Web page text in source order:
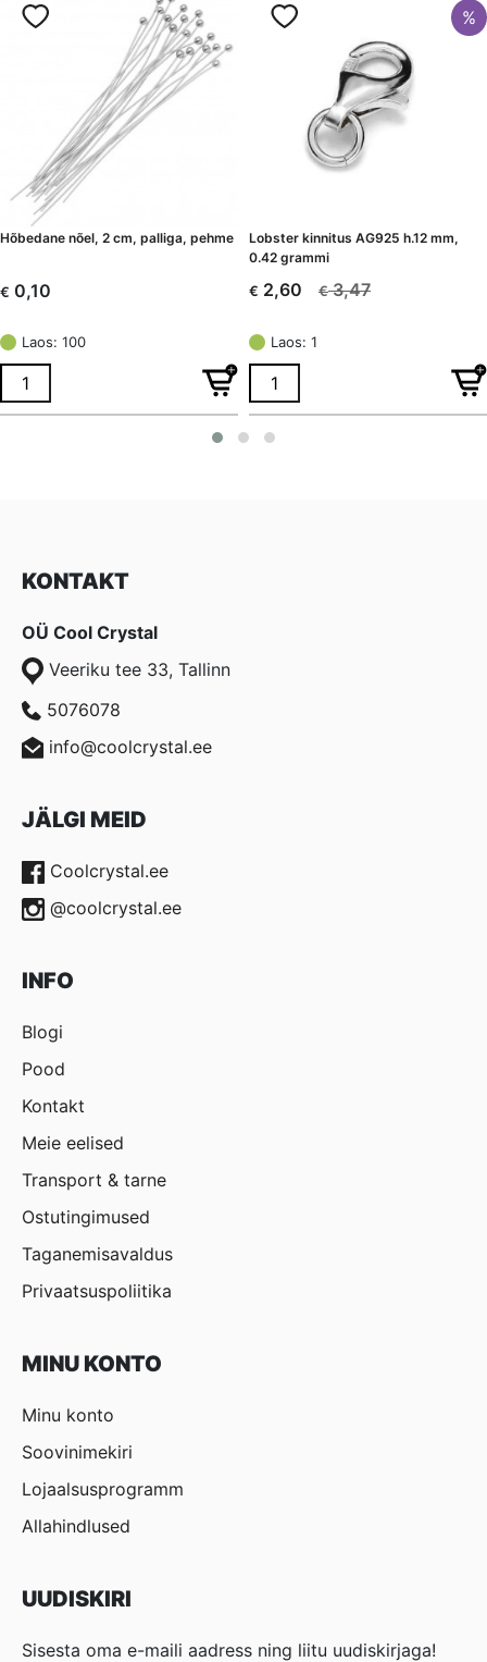
Hõbedane nõel, 2 cm, palliga, pehme
€ 0,10
Laos: 100
%
Lobster kinnitus AG925 h.12 mm,
0.42 grammi
€3,47
Algne
oli:
€ 3,47.
€ 2,60
Current
is:
€ 2,60.
Laos: 1
KONTAKT
OÜ Cool Crystal
Veeriku tee 33, Tallinn
5076078
info@coolcrystal.ee
JÄLGI MEID
Coolcrystal.ee
@coolcrystal.ee
INFO
Blogi
Pood
Kontakt
Meie eelised
Transport & tarne
Ostutingimused
Taganemisavaldus
Privaatsuspoliitika
MINU KONTO
Minu konto
Soovinimekiri
Lojaalsusprogramm
Allahindlused
UUDISKIRI
Sisesta oma e-maili aadress ning liitu uudiskirjaga!